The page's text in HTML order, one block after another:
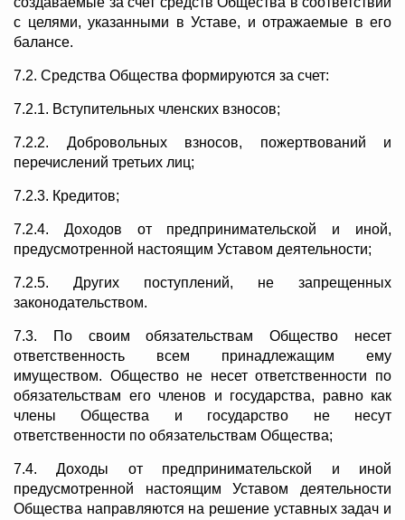
с целями, указанными в Уставе, и отражаемые в его
балансе.
7.2. Средства Общества формируются за счет:
7.2.1. Вступительных членских взносов;
7.2.2. Добровольных взносов, пожертвований и
перечислений третьих лиц;
7.2.3. Кредитов;
7.2.4. Доходов от предпринимательской и иной,
предусмотренной настоящим Уставом деятельности;
7.2.5. Других поступлений, не запрещенных
законодательством.
7.3. По своим обязательствам Общество несет
ответственность всем принадлежащим ему
имуществом. Общество не несет ответственности по
обязательствам его членов и государства, равно как
члены Общества и государство не несут
ответственности по обязательствам Общества;
7.4. Доходы от предпринимательской и иной
предусмотренной настоящим Уставом деятельности
Общества направляются на решение уставных задач и